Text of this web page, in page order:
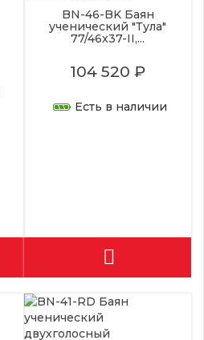
BN-46-BK Баян
ученический "Тула"
77/46x37-II,...
104 520 ₽
Есть в наличии